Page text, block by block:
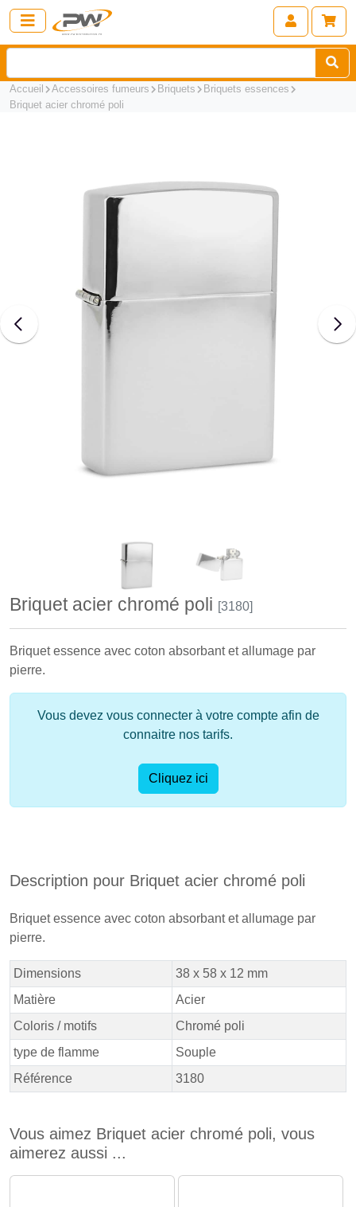
Accueil Accessoires fumeurs Briquets
Briquets essences
Briquet acier chromé poli
Briquet acier chromé poli [3180]
Briquet essence avec coton absorbant et allumage par
pierre.
Vous devez vous connecter à votre compte afin de
connaitre nos tarifs.
Cliquez ici
Description pour Briquet acier chromé poli
Briquet essence avec coton absorbant et allumage par
pierre.
Dimensions
38 x 58 x 12 mm
Matière
Acier
Coloris / motifs
Chromé poli
type de flamme
Souple
Référence
3180
Vous aimez Briquet acier chromé poli, vous
aimerez aussi ...